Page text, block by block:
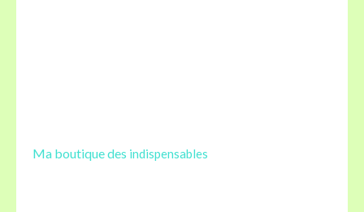
Ma boutique des indispensables